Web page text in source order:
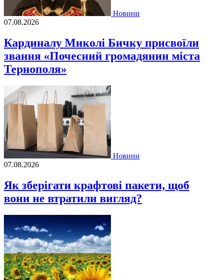
Новини
07.08.2026
Кардиналу Миколі Бичку присвоїли
звання «Почесний громадянин міста
Тернополя»
Новини
07.08.2026
Як зберігати крафтові пакети, щоб
вони не втратили вигляд?